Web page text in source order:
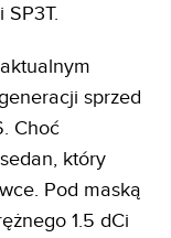
sprzed
Choć
który
Pod maską
1.5 dCi